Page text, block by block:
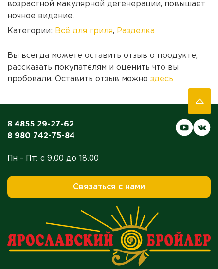
возрастной макулярной дегенерации, повышает
ночное видение.
Категории: Всё для гриля, Разделка
Вы всегда можете оставить отзыв о продукте,
рассказать покупателям и оценить что вы
пробовали. Оставить отзыв можно здесь
8 4855 29-27-62
8 980 742-75-84
Пн - Пт: с 9.00 до 18.00
Связаться с нами